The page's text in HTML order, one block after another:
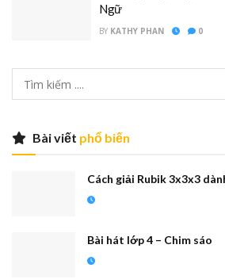
Ngữ
BY KATHY PHAN 0
Bài viết phổ biến
Cách giải Rubik 3x3x3
Bài hát lớp 4 – Chim sáo